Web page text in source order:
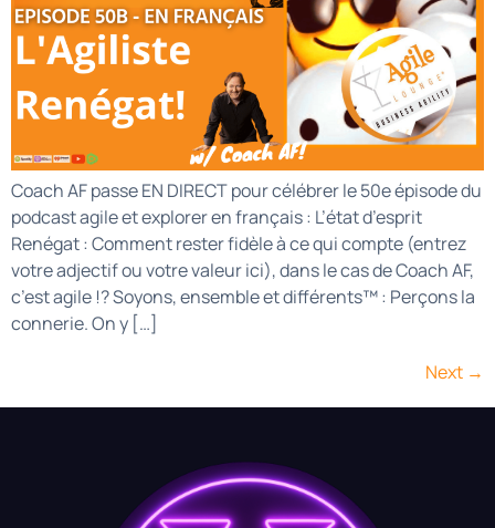
Coach AF passe EN DIRECT pour célébrer le 50e épisode du
podcast agile et explorer en français : L’état d’esprit
Renégat : Comment rester fidèle à ce qui compte (entrez
votre adjectif ou votre valeur ici), dans le cas de Coach AF,
c’est agile !? Soyons, ensemble et différents™ : Perçons la
connerie. On y […]
Next →